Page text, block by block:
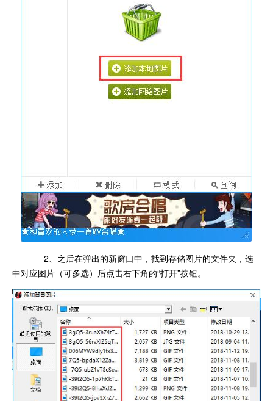
2、之后在弹出的新窗口中，找到存储图片的文件夹，选
中对应图片（可多选）后点击右下角的“打开”按钮。